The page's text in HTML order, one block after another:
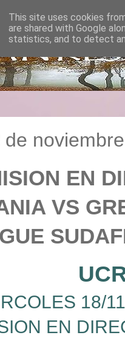
EN
VS
18/
EN
This site uses cookies
are shared with Google
statistics, and to detect